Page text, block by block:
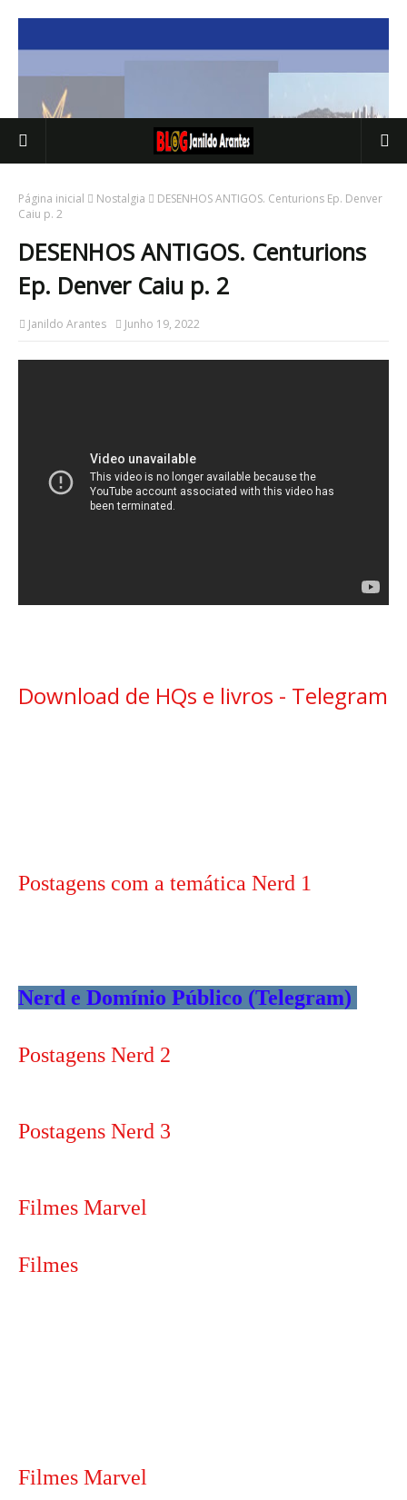
Página inicial Nostalgia
DESENHOS ANTIGOS. Centurions Ep. Denver
Caiu p. 2
DESENHOS ANTIGOS. Centurions
Ep. Denver Caiu p. 2
Janildo Arantes Junho 19, 2022
Download de HQs e livros - Telegram
Postagens com a temática Nerd 1
Nerd e Domínio Público (Telegram)
Postagens Nerd 2
Postagens Nerd 3
Filmes Marvel
Filmes
Filmes Marvel